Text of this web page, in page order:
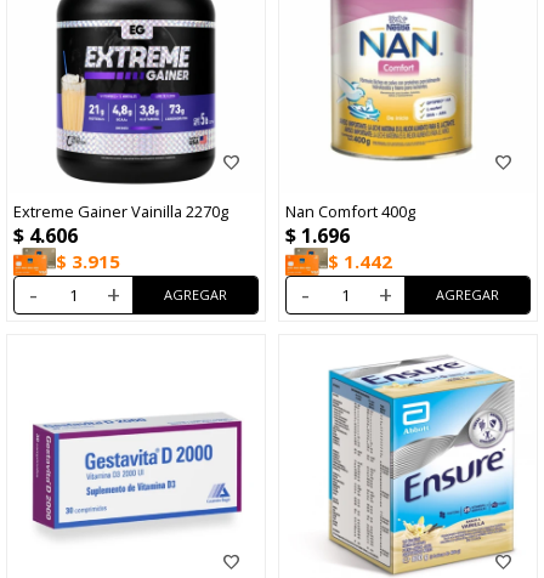
Extreme Gainer Vainilla 2270g
$ 4.606
$ 3.915
- +
Nan Comfort 400g
$ 1.696
$ 1.442
- +